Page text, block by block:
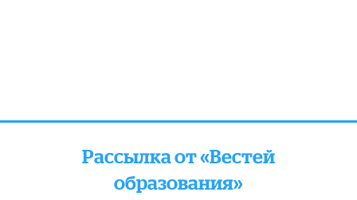
Рассылка от «Вестей
образования»